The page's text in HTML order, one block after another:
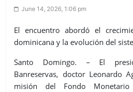
June 14, 2026, 1:06 pm
El encuentro abordó el
dominicana y la evolución del
Santo Domingo. – El
Banreservas, doctor Leonardo
misión del Fondo Monetario